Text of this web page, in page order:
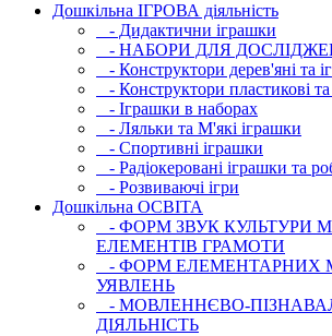
Дошкільна ІГРОВА діяльність
- Дидактични іграшки
- НАБОРИ ДЛЯ
- Конструктори дерев'яні та
- Конструктори пластикові та
- Іграшки в наборах
- Ляльки та М'які іграшки
- Спортивні іграшки
- Радіокеровані іграшки та
- Розвиваючі ігри
Дошкільна ОСВIТА
- ФОРМ ЗВУК КУЛЬТУРИ
ЕЛЕМЕНТІВ ГРАМОТИ
- ФОРМ ЕЛЕМЕНТАРНИХ
УЯВЛЕНЬ
- МОВЛЕННЄВО-
ДІЯЛЬНІСТЬ